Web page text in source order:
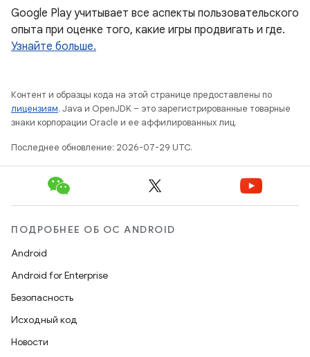
Google Play учитывает все аспекты пользовательского
опыта при оценке того, какие игры продвигать и где.
Узнайте больше.
Контент и образцы кода на этой странице предоставлены по
лицензиям. Java и OpenJDK – это зарегистрированные товарные
знаки корпорации Oracle и ее аффилированных лиц.
Последнее обновление: 2026-07-29 UTC.
ПОДРОБНЕЕ ОБ ОС ANDROID
Android
Android for Enterprise
Безопасность
Исходный код
Новости